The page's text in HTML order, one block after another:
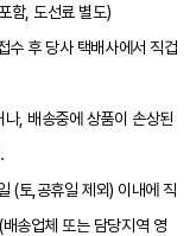
함, 도선료 별도)
수 후 당사 택배사에서 직겁
, 배송중에 상품이 손상된
(토,공휴일 제외) 이내에 직
송업체 또는 담당지역 영